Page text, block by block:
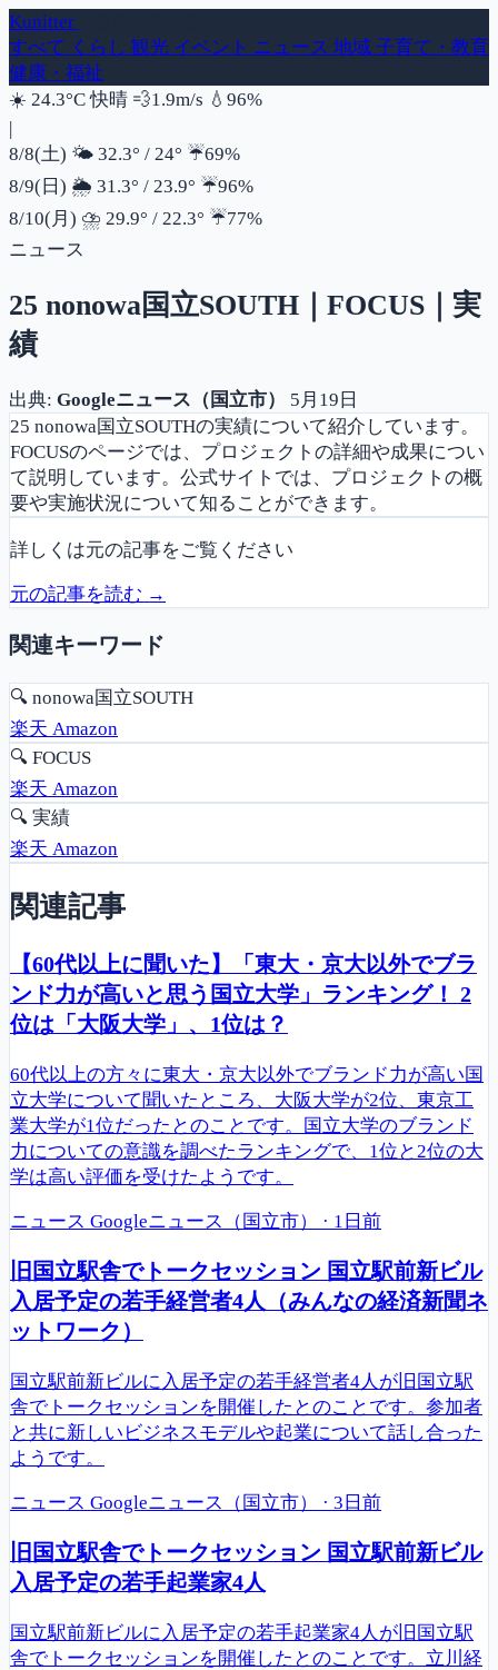
Kunitter
すべて くらし 観光 イベント ニュース 地域 子育て・教育
健康・福祉
☀️ 24.3°C 快晴 💨風速
1.9m/s 💧 湿度
96%
|
8/8(土) 🌤️ 32.3° / 24° ☔降水確率
69%
8/9(日) 🌦️ 31.3° / 23.9° ☔降水確率
96%
8/10(月) ⛈️ 29.9° / 22.3° ☔降水確率
77%
ニュース
25 nonowa国立SOUTH｜FOCUS｜実
績
出典: Googleニュース（国立市）
5月19日
25 nonowa国立SOUTHの実績について紹介しています。
FOCUSのページでは、プロジェクトの詳細や成果につい
て説明しています。公式サイトでは、プロジェクトの概
要や実施状況について知ることができます。
詳しくは元の記事をご覧ください
元の記事を読む →
関連キーワード
🔍 nonowa国立SOUTH
楽天 Amazon
🔍 FOCUS
楽天 Amazon
🔍 実績
楽天 Amazon
関連記事
【60代以上に聞いた】「東大・京大以外でブラ
ンド力が高いと思う国立大学」ランキング！ 2
位は「大阪大学」、1位は？
60代以上の方々に東大・京大以外でブランド力が高い国
立大学について聞いたところ、大阪大学が2位、東京工
業大学が1位だったとのことです。国立大学のブランド
力についての意識を調べたランキングで、1位と2位の大
学は高い評価を受けたようです。
ニュース Googleニュース（国立市） · 1日前
旧国立駅舎でトークセッション 国立駅前新ビル
入居予定の若手経営者4人（みんなの経済新聞ネ
ットワーク）
国立駅前新ビルに入居予定の若手経営者4人が旧国立駅
舎でトークセッションを開催したとのことです。参加者
と共に新しいビジネスモデルや起業について話し合った
ようです。
ニュース Googleニュース（国立市） · 3日前
旧国立駅舎でトークセッション 国立駅前新ビル
入居予定の若手起業家4人
国立駅前新ビルに入居予定の若手起業家4人が旧国立駅
舎でトークセッションを開催したとのことです。立川経